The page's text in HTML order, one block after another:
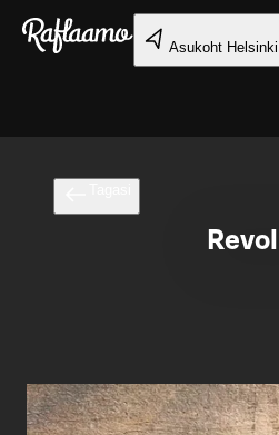
Liigu peamise sisu juurde
Asukoht Helsinki